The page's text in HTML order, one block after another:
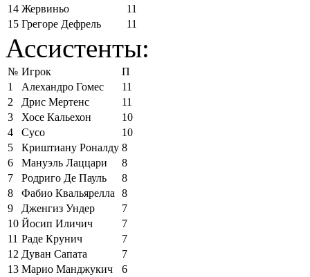
14 Жервиньо
11
15 Грегоре Дефрель 11
Ассистенты:
№ Игрок
П
1
Алехандро Гомес
11
2
Дрис Мертенс
11
3
Хосе Кальехон
10
4
Сусо
10
5
Криштиану Роналду 8
6
Мануэль Лаццари
8
7
Родриго Де Пауль
8
8
Фабио Квальярелла
8
9
Дженгиз Ундер
7
10 Йосип Иличич
7
11 Раде Крунич
7
12 Дуван Сапата
7
13 Марио Манджукич
6